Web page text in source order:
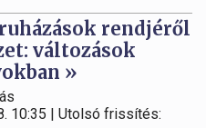
rendjéről
változások
»
10:35 | Utolsó frissítés: